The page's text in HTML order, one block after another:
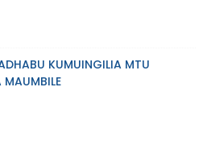
KUMUINGILIA MTU
MAUMBILE